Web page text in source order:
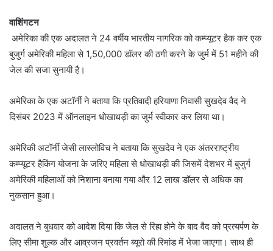
वाशिंगटन
अमेरिका की एक अदालत ने 24 वर्षीय भारतीय नागरिक को कम्प्यूटर हैक कर एक
बुजुर्ग अमेरिकी महिला से 1,50,000 डॉलर की ठगी करने के जुर्म में 51 महीने की
जेल की सजा सुनायी है।
अमेरिका के एक अटॉर्नी ने बताया कि प्रतिवादी हरियाणा निवासी सुखदेव वैद ने
दिसंबर 2023 में ऑनलाइन धोखाधड़ी का जुर्म स्वीकार कर लिया था।
अमेरिकी अटॉर्नी जेसी लास्लोविच ने बताया कि सुखदेव ने एक अंतरराष्ट्रीय
कम्प्यूटर हैकिंग योजना के जरिए महिला से धोखाधड़ी की जिसमें देशभर में बुजुर्ग
अमेरिकी महिलाओं को निशाना बनाया गया और 12 लाख डॉलर से अधिक का
नुकसान हुआ।
अदालत ने बुधवार को आदेश दिया कि जेल से रिहा होने के बाद वैद को प्रत्यर्पण के
लिए सीमा शुल्क और आव्रजन प्रवर्तन ब्यूरो की रिमांड में भेजा जाएगा। साथ ही